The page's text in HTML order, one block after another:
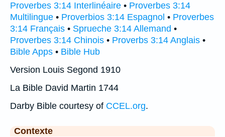
Proverbes 3:14 Interlinéaire • Proverbes 3:14
Multilingue • Proverbios 3:14 Espagnol • Proverbes
3:14 Français • Sprueche 3:14 Allemand •
Proverbes 3:14 Chinois • Proverbs 3:14 Anglais •
Bible Apps • Bible Hub
Version Louis Segond 1910
La Bible David Martin 1744
Darby Bible courtesy of CCEL.org.
Contexte